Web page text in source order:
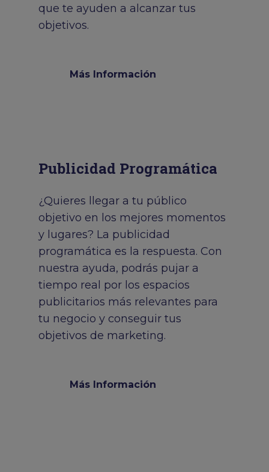
que te ayuden a alcanzar tus
objetivos.
Más Información
Publicidad Programática
¿Quieres llegar a tu público
objetivo en los mejores momentos
y lugares? La publicidad
programática es la respuesta. Con
nuestra ayuda, podrás pujar a
tiempo real por los espacios
publicitarios más relevantes para
tu negocio y conseguir tus
objetivos de marketing.
Más Información